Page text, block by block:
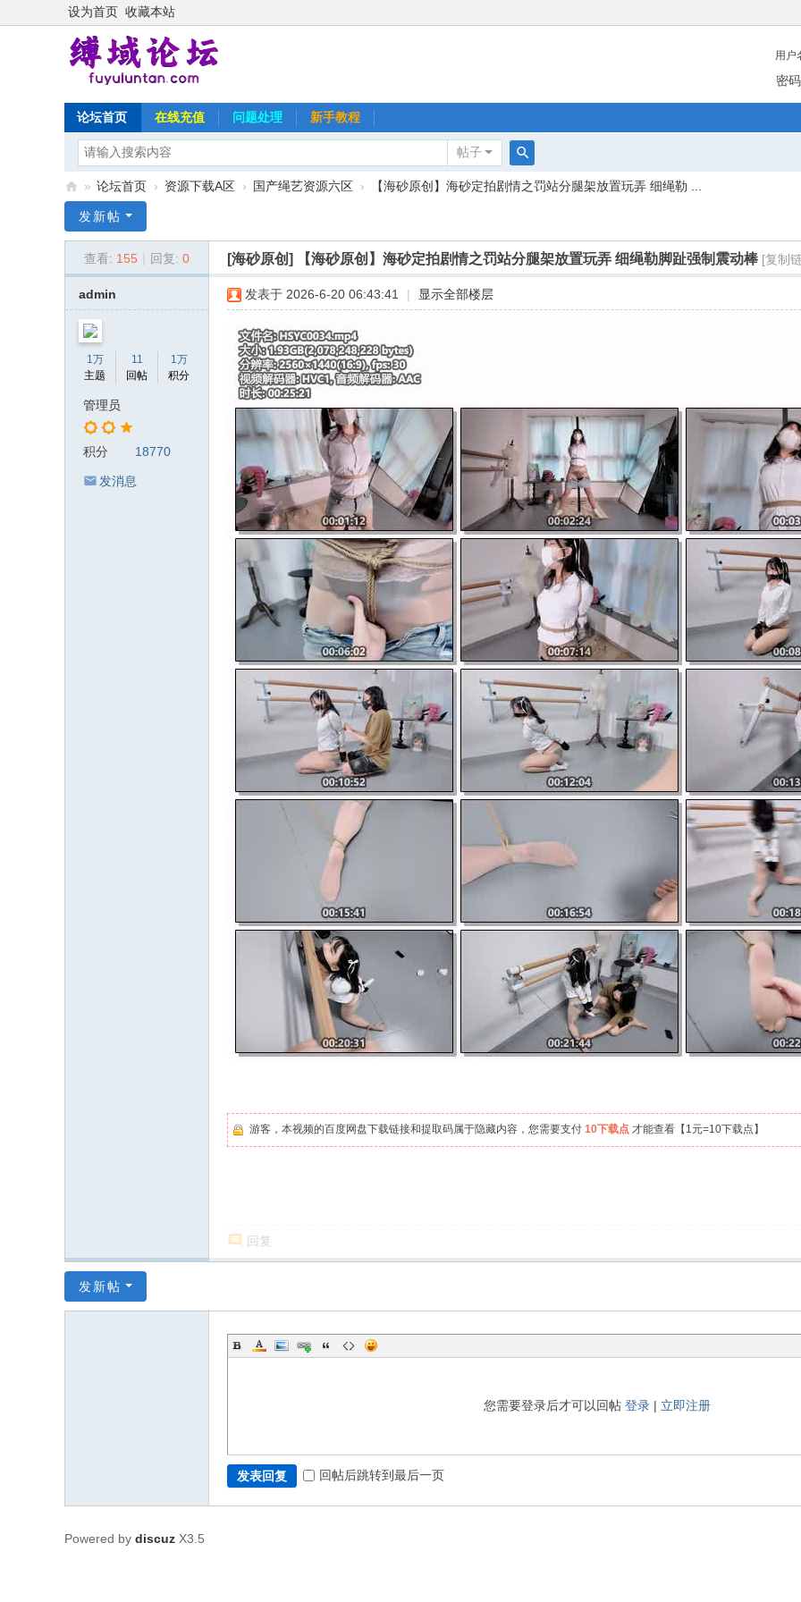
设为首页 收藏本站
用户
密码
论坛首页 在线充值 问题处理 新手教程
帖子
搜
域
» 论坛首页 › 资源下载A区 › 国产绳艺资源六区 › 【海砂原创】海砂定拍剧情之罚站分腿架放置玩弄 细绳勒 ...
发新帖
查看: 155 回复: 0 [海砂原创] 【海砂原创】海砂定拍剧情之罚站分腿架放置玩弄 细绳勒脚趾强制震动棒 [复制
admin
1万
主题
11
回帖
1万
积分
管理员
积分 18770
发消息
发表于 2026-6-20 06:43:41 显示全部楼层
游客，本视频的百度网盘下载链接和提取码属于隐藏内容，您需要支付 10下载点 才能查看【1元=10下载点】
回复
发新帖
您需要登录后才可以回帖 登录| 立即注册
发表回复 回帖后跳转到最后一页
Powered by discuz X3.5